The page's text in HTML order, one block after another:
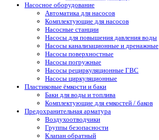
Насосное оборудование
Автоматика для насосов
Комплектующие для насосов
Насосные станции
Насосы для повышения давления воды
Насосы канализационные и дренажные
Насосы поверхностные
Насосы погружные
Насосы рециркуляционные ГВС
Насосы циркуляционные
Пластиковые ёмкости и баки
Баки для воды и топлива
Комплектующие для емкостей / баков
Предохранительная арматура
Воздухоотводчики
Группы безопасности
Клапан обратный